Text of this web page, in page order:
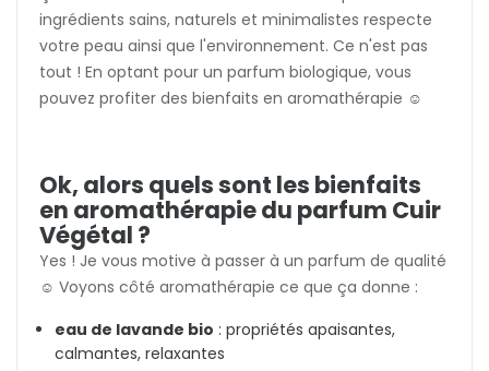
ingrédients sains, naturels et minimalistes respecte
votre peau ainsi que l'environnement. Ce n'est pas
tout ! En optant pour un parfum biologique, vous
pouvez profiter des bienfaits en aromathérapie ☺️
Ok, alors quels sont les bienfaits
en aromathérapie du parfum Cuir
Végétal ?
Yes ! Je vous motive à passer à un parfum de qualité
☺️ Voyons côté aromathérapie ce que ça donne :
eau de lavande bio : propriétés apaisantes,
calmantes, relaxantes